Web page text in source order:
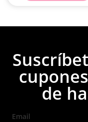
de
Email